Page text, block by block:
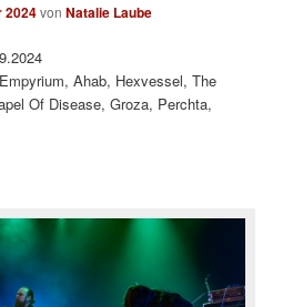
2024vonNatalie Laube
Ahab, Hexvessel, The
Of Disease, Groza, Perchta,